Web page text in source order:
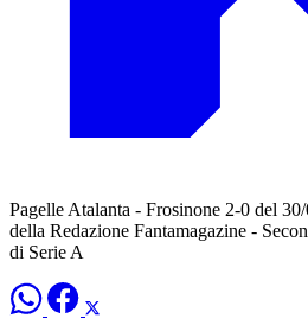
Pagelle Atalanta - Frosinone 2-0 del
della Redazione Fantamagazine -
di Serie A